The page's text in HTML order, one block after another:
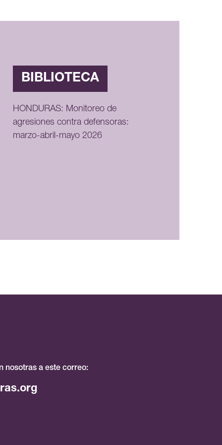
BIBLIOTECA
HONDURAS: Monitoreo de
agresiones contra defensoras:
marzo-abril-mayo 2026
nosotras a este correo: